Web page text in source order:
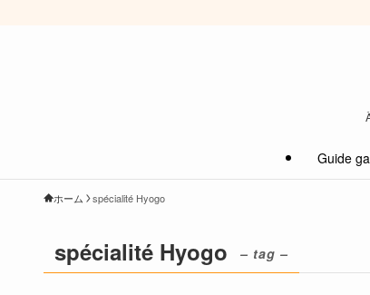
Guide
ホーム spécialité Hyogo
spécialité Hyogo – tag –